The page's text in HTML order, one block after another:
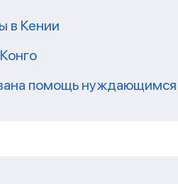
в Кении
помощь нуждающимся